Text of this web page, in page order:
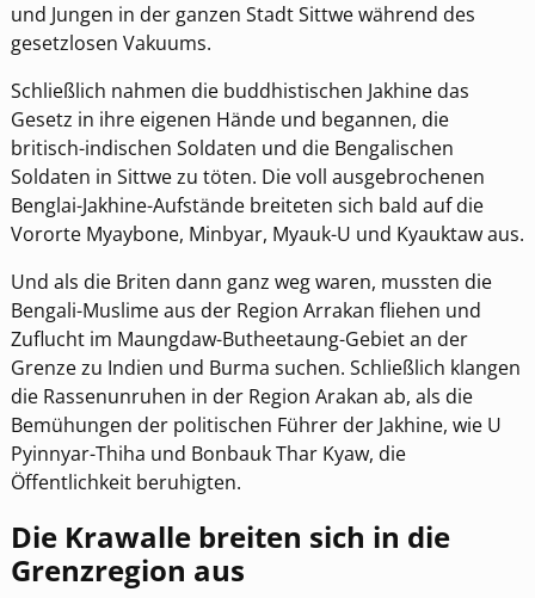
und Jungen in der ganzen Stadt Sittwe während des
gesetzlosen Vakuums.
Schließlich nahmen die buddhistischen Jakhine das
Gesetz in ihre eigenen Hände und begannen, die
britisch-indischen Soldaten und die Bengalischen
Soldaten in Sittwe zu töten. Die voll ausgebrochenen
Benglai-Jakhine-Aufstände breiteten sich bald auf die
Vororte Myaybone, Minbyar, Myauk-U und Kyauktaw aus.
Und als die Briten dann ganz weg waren, mussten die
Bengali-Muslime aus der Region Arrakan fliehen und
Zuflucht im Maungdaw-Butheetaung-Gebiet an der
Grenze zu Indien und Burma suchen. Schließlich klangen
die Rassenunruhen in der Region Arakan ab, als die
Bemühungen der politischen Führer der Jakhine, wie U
Pyinnyar-Thiha und Bonbauk Thar Kyaw, die
Öffentlichkeit beruhigten.
Die Krawalle breiten sich in die
Grenzregion aus